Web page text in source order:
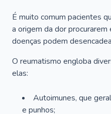
É muito comum pacientes
a origem da dor
doenças podem
O reumatismo engloba
elas:
Autoimunes, que
e punhos;